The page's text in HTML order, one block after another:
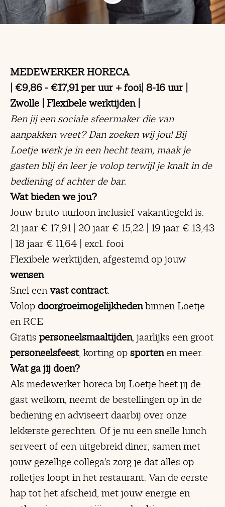
MEDEWERKER HORECA
€9,86 - €17,91 per uur + fooi| 8-16 uur |
Zwolle | Flexibele werktijden |
Ben jij een sociale sfeermaker die van
aanpakken weet? Dan zoeken wij jou! Bij
Loetje werk je in een hecht team, maak je
gasten blij én leer je volop terwijl je knalt in de
bediening of achter de bar.
Wat bieden we jou?
Jouw bruto uurloon inclusief vakantiegeld is:
21 jaar € 17,91 | 20 jaar € 15,22 | 19 jaar € 13,43
| 18 jaar € 11,64 | excl. fooi
Flexibele werktijden, afgestemd op jouw
wensen.
Snel eenvast contract.
Volop doorgroeimogelijkhedenbinnen Loetje
en RCE
Gratis personeelsmaaltijden, jaarlijks een groot
personeelsfeest, korting op sportenen meer.
Wat ga jij doen?
Als medewerker horeca bij Loetje heet jij de
gast welkom, neemt de bestellingen op in de
bediening en adviseert daarbij over onze
lekkerste gerechten. Of je nu een snelle lunch
serveert of een uitgebreid diner; samen met
jouw gezellige collega's zorg je dat alles op
rolletjes loopt in het restaurant. Van de eerste
hap tot het afscheid, met jouw energie en